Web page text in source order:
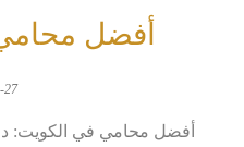
أفضل
27
أفضل محامي في الكويت: